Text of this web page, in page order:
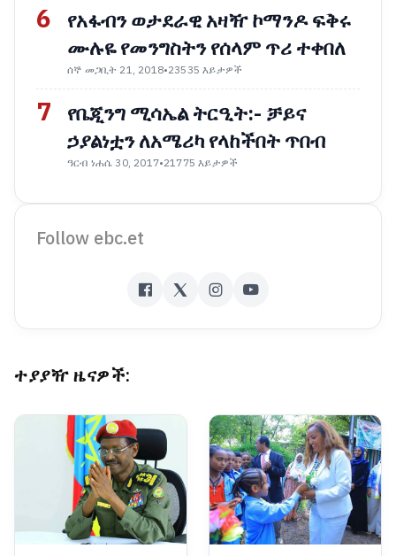
6
የአፋብን ወታደራዊ አዛዥ ኮማንዶ ፍቅሩ
ሙሉዬ የመንግስትን የሰላም ጥሪ ተቀበለ
ሰኞ መጋቢት 21, 2018•23535 እይታዎች
7
የቤጂንግ ሚሳኤል ትርዒት:- ቻይና
ኃያልነቷን ለአሜሪካ የላከችበት ጥበብ
ዓርብ ነሐሴ 30, 2017•21775 እይታዎች
Follow ebc.et
ተያያዥ ዜናዎች: